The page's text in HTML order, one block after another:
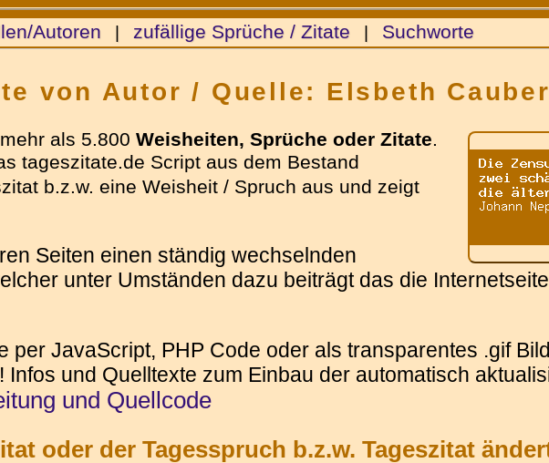
Autoren | zufällige Sprüche / Zitate | Suchworte
von Autor / Quelle: Elsbeth
als 5.800Weisheiten, Sprüche oder Zitate.
tageszitate.de Script aus dem Bestand
b.z.w. eine Weisheit / Spruch aus und zeigt
Seiten einen ständig wechselnden
unter Umständen dazu beiträgt das die
per JavaScript, PHP Code oder als transparentes .gif
Infos und Quelltexte zum Einbau der automatisch
und Quellcode
oder der Tagesspruch b.z.w. Tageszitat